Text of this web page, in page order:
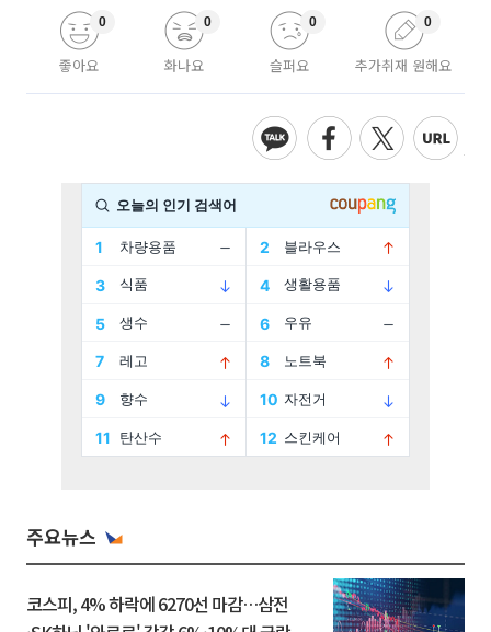
좋아요
0
화나요
0
슬퍼요
0
추가취재 원해요
0
주요뉴스
코스피, 4% 하락에 6270선 마감…삼전